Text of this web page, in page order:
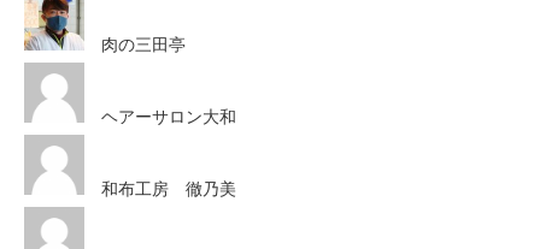
肉の三田亭
ヘアーサロン大和
和布工房 徹乃美